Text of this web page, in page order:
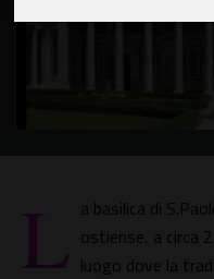
L a basilica di
ostiense, a circa
luogo dove la